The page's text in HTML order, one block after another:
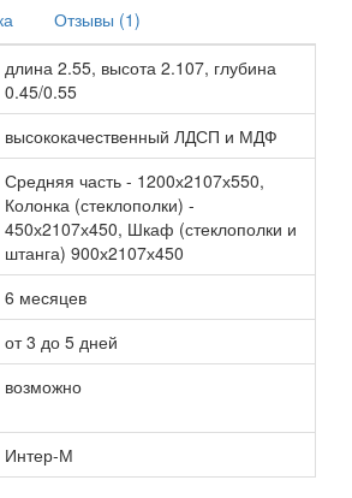
Отзывы (1)
длина 2.55, высота 2.107, глубина
0.45/0.55
высококачественный ЛДСП и МДФ
Средняя часть - 1200х2107х550,
Колонка (стеклополки) -
450х2107х450, Шкаф (стеклополки и
штанга) 900х2107х450
6 месяцев
от 3 до 5 дней
возможно
Интер-М